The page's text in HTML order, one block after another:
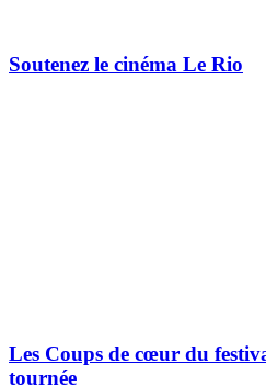
Soutenez le cinéma Le Rio
Les Coups de cœur du
tournée